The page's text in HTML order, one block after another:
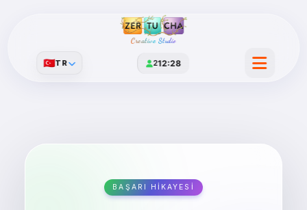
Creative Studio
212:28
🇹🇷TR
BAŞARI HIKAYESI